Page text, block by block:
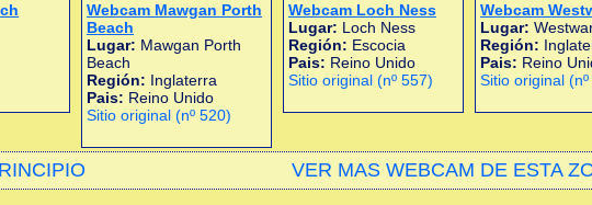
Webcam Mawgan Porth
Beach
Lugar: Mawgan Porth
Beach
Región: Inglaterra
Pais: Reino Unido
Sitio original (nº 520)
Webcam Loch Ness
Lugar: Loch Ness
Región: Escocia
Pais: Reino Unido
Sitio original (nº 557)
Webcam
Lugar:
Región:
Pais: Reino
Sitio original
VER MAS WEBCAM DE ESTA